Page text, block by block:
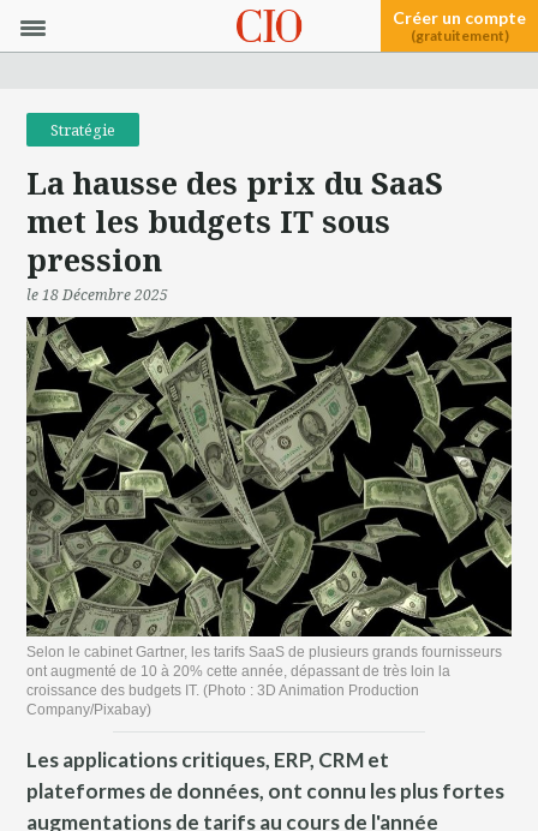
Créer un compte
(gratuitement)
Stratégie
La hausse des prix du SaaS
met les budgets IT sous
pression
le 18 Décembre 2025
Selon le cabinet Gartner, les tarifs SaaS de plusieurs grands fournisseurs
ont augmenté de 10 à 20% cette année, dépassant de très loin la
croissance des budgets IT. (Photo : 3D Animation Production
Company/Pixabay)
Les applications critiques, ERP, CRM et
plateformes de données, ont connu les plus fortes
augmentations de tarifs au cours de l'année